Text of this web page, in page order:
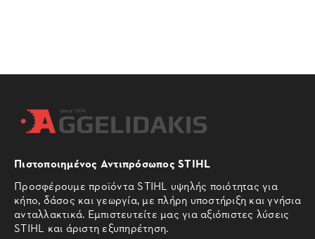
Πιστοποιημένος Αντιπρόσωπος STIHL
Προσφέρουμε προϊόντα STIHL υψηλής ποιότητας για
κήπο, δάσος και γεωργία, με πλήρη υποστήριξη και γνήσια
ανταλλακτικά. Εμπιστευτείτε μας για αξιόπιστες λύσεις
STIHL και άριστη εξυπηρέτηση.